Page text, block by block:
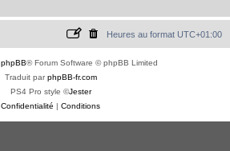
Heures au format UTC+01:00
phpBB® Forum Software © phpBB Limited
Traduit parphpBB-fr.com
PS4 Pro style ©Jester
Confidentialité | Conditions